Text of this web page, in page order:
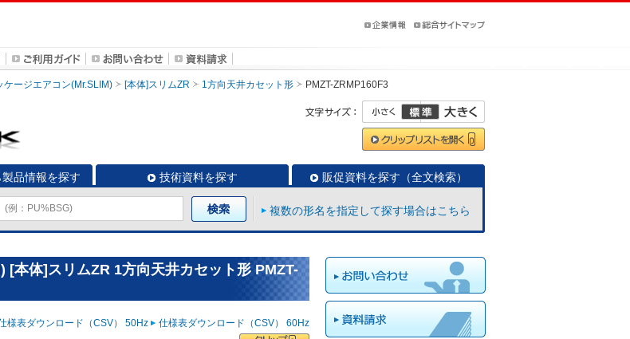
ケージエアコン(Mr.SLIM) [本体]スリムZR 1方向天井カセット形 PMZT-ZRMP160F3
品情報を探す 技術資料を探す 販促資料を探す（全文検索）
複数の形名を指定して探す場合はこちら
[本体]スリムZR 1方向天井カセット形 PMZT-
様表ダウンロード（CSV） 50Hz 仕様表ダウンロード（CSV） 60Hz